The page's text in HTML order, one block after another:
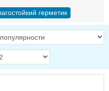
герметик